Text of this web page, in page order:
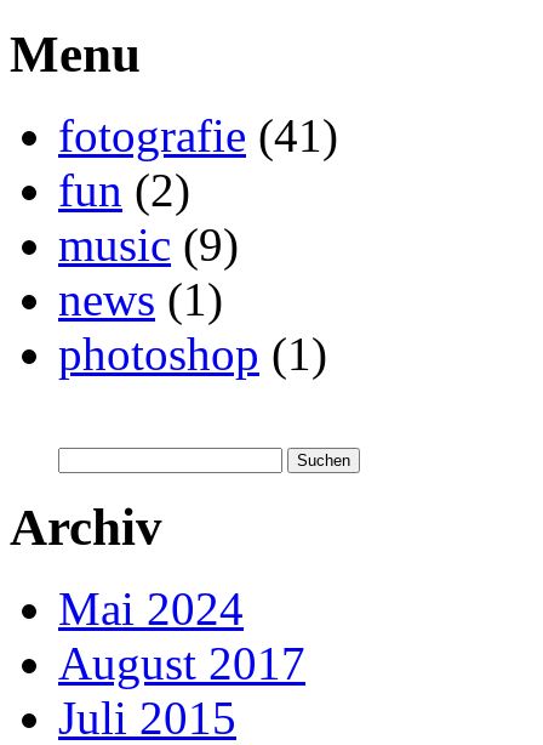
Menu
fotografie (41)
fun (2)
music (9)
news (1)
photoshop (1)
nach:
Archiv
Mai 2024
August 2017
Juli 2015